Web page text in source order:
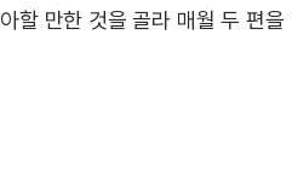
할 만한 것을 골라 매월 두 편을